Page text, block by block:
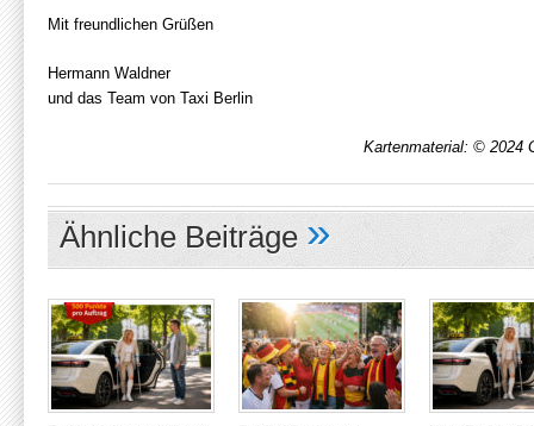
Mit freundlichen Grüßen
Hermann Waldner
und das Team von Taxi Berlin
Kartenmaterial: © 2024
Ähnliche Beiträge »